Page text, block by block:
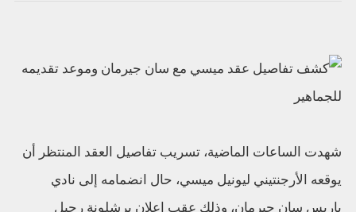
شهدت الساعات الماضية، تسريب تفاصيل العقد المنتظر أن
يوقعه الأرجنتيني ليونيل ميسي، حال انضمامه إلى نادي
باريس سان جيرمان، وذلك عقب إعلان برشلونة رحيل